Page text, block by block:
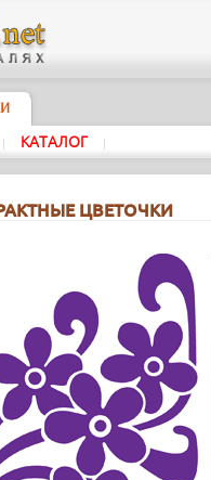
| KAТAЛOГ |
ЦВЕТОЧКИ